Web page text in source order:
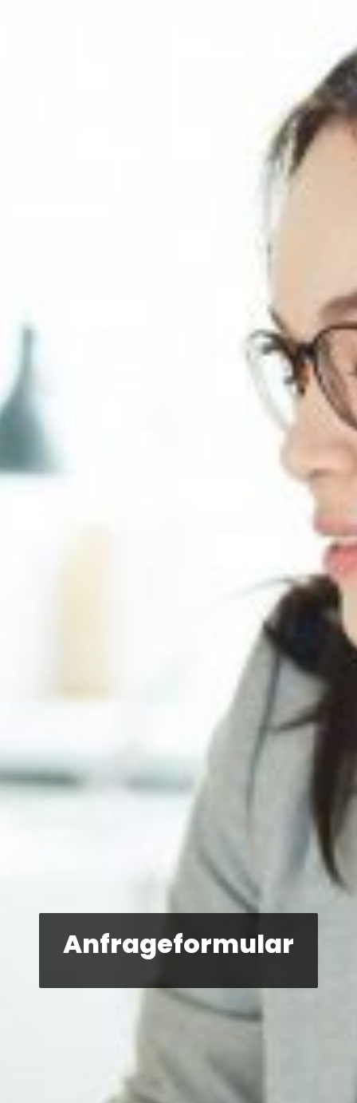
Anfrageformular